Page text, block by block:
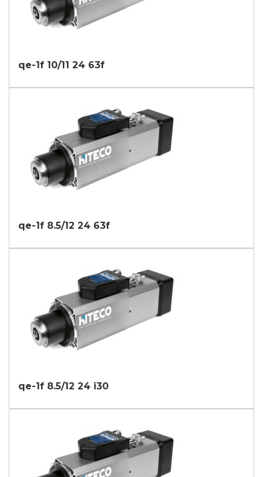
qe-1f 10/11 24 63f
qe-1f 8.5/12 24 63f
qe-1f 8.5/12 24 i30